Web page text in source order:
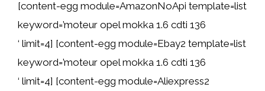
[content-egg module=AmazonNoApi template=list
keyword=’moteur opel mokka 1.6 cdti 136
‘ limit=4] [content-egg module=Ebay2 template=list
keyword=’moteur opel mokka 1.6 cdti 136
‘ limit=4] [content-egg module=Aliexpress2